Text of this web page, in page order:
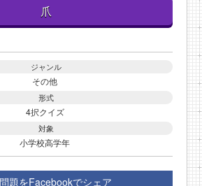
爪
ジャンル
その他
形式
4択クイズ
対象
小学校高学年
題をFacebookでシェア